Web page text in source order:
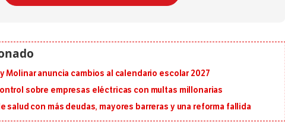
Molinar anuncia cambios al calendario escolar 2027
sobre empresas eléctricas con multas millonarias
salud con más deudas, mayores barreras y una reforma fallida
al sur de Japón, provocando una